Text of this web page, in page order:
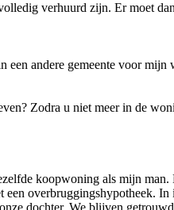
verhuurd zijn. Er moet
andere gemeente voor
Zodra u niet meer in de
koopwoning als mijn
overbruggingshypotheek.